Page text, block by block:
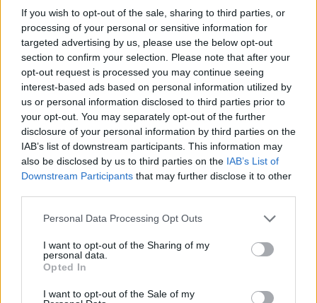
If you wish to opt-out of the sale, sharing to third parties, or
processing of your personal or sensitive information for
targeted advertising by us, please use the below opt-out
section to confirm your selection. Please note that after your
opt-out request is processed you may continue seeing
interest-based ads based on personal information utilized by
us or personal information disclosed to third parties prior to
your opt-out. You may separately opt-out of the further
disclosure of your personal information by third parties on the
IAB’s list of downstream participants. This information may
also be disclosed by us to third parties on the IAB’s List of
Downstream Participants that may further disclose it to other
Personal Data Processing Opt Outs
I want to opt-out of the Sharing of my
personal data.
Opted In
I want to opt-out of the Sale of my
bevételre számítanak. A kabinet szerint az adó
legnagyobb részét céges vagyonok után fizetnék,
kulcskérdés lesz azonban a vállalatok értékének
megállapítási módszertana. A miniszterelnök azt
képviseli, hogy a 2025 végi cégértékek legyenek
az adóalap alapjai, és egyértelművé tette: a
kormány nem hátrál meg a bevezetéstől. Magyar
Péter a tájékoztatón a Portfolio érdeklődésére
kifejtette: 2027 lehet az első év, amikor az
államkasszába bevétel érkezhet a vagyonadóból
és leszögezte, hogy minden évben a vagyon
képezi az adó alapját, nem pedig az éves
korábban gyakorlati problémákra figyelmeztettek,
a nem tőzsdei cégek értékelésétől a
fizetőképességi kérdésekig, amelyekre a jelek